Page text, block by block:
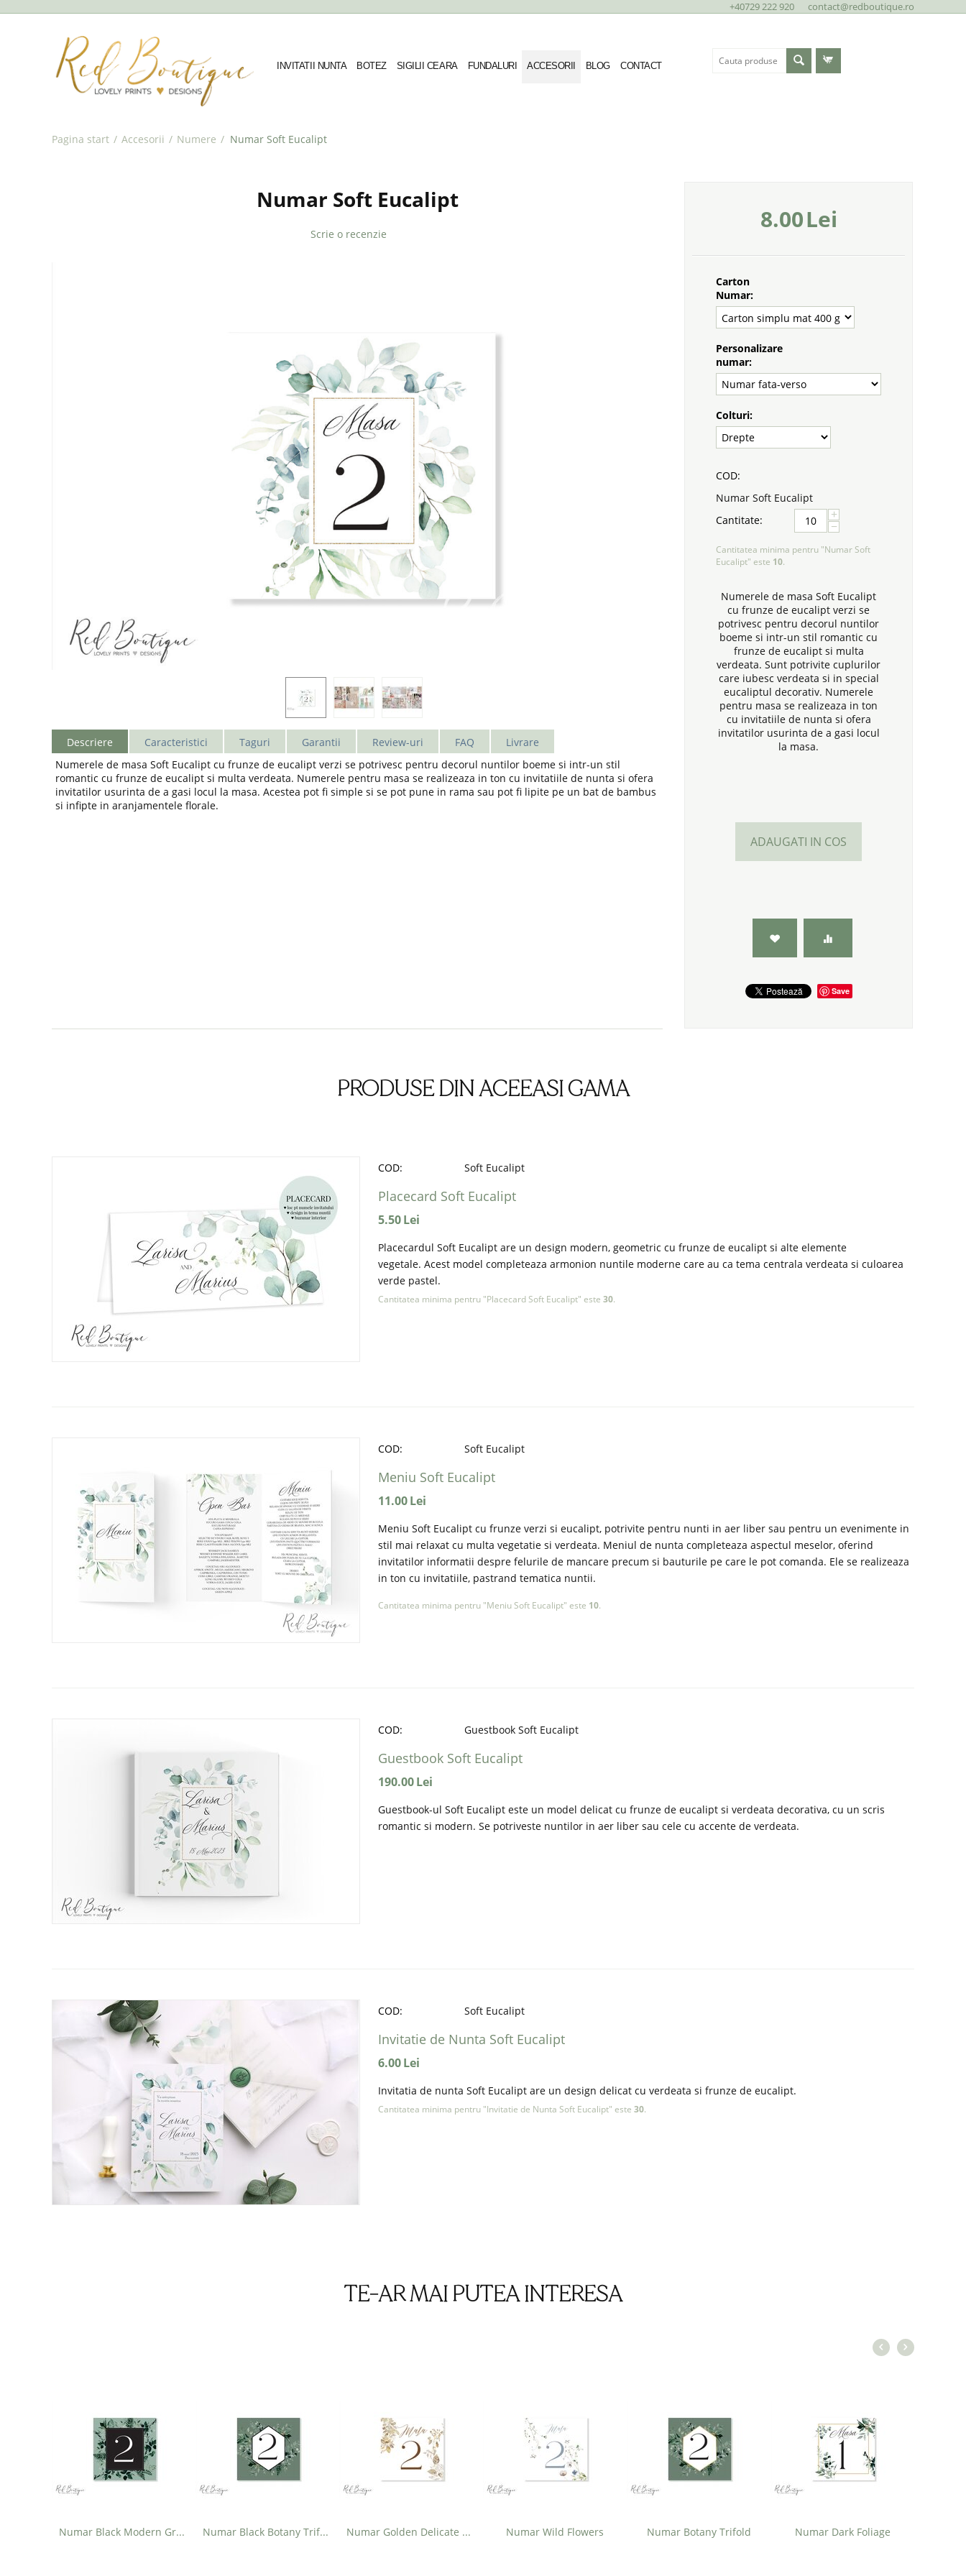
+40729 222 920 contact@redboutique.ro
INVITATII NUNTA BOTEZ SIGILII CEARA FUNDALURI ACCESORII BLOG CONTACT
Pagina start / Accesorii / Numere / Numar Soft Eucalipt
Numar Soft Eucalipt
Scrie o recenzie
8.00Lei
Carton
Numar:
Personalizare
numar:
Colturi:
COD:
Numar Soft Eucalipt
Cantitate:
+
−
Cantitatea minima pentru "Numar Soft
Eucalipt" este 10.
Numerele de masa Soft Eucalipt
cu frunze de eucalipt verzi se
potrivesc pentru decorul nuntilor
boeme si intr-un stil romantic cu
frunze de eucalipt si multa
verdeata. Sunt potrivite cuplurilor
care iubesc verdeata si in special
eucaliptul decorativ. Numerele
pentru masa se realizeaza in ton
cu invitatiile de nunta si ofera
invitatilor usurinta de a gasi locul
la masa.
ADAUGATI IN COS
Save
Descriere Caracteristici Taguri Garantii Review-uri FAQ
Livrare
Numerele de masa Soft Eucalipt cu frunze de eucalipt verzi se potrivesc pentru decorul nuntilor boeme si intr-un stil
romantic cu frunze de eucalipt si multa verdeata. Numerele pentru masa se realizeaza in ton cu invitatiile de nunta si ofera
invitatilor usurinta de a gasi locul la masa. Acestea pot fi simple si se pot pune in rama sau pot fi lipite pe un bat de bambus
si infipte in aranjamentele florale.
PRODUSE DIN ACEEASI GAMA
COD: Soft Eucalipt
Placecard Soft Eucalipt
5.50Lei
Placecardul Soft Eucalipt are un design modern, geometric cu frunze de eucalipt si alte elemente
vegetale. Acest model completeaza armonion nuntile moderne care au ca tema centrala verdeata si culoarea
verde pastel.
Cantitatea minima pentru "Placecard Soft Eucalipt" este 30.
COD: Soft Eucalipt
Meniu Soft Eucalipt
11.00Lei
Meniu Soft Eucalipt cu frunze verzi si eucalipt, potrivite pentru nunti in aer liber sau pentru un evenimente in
stil mai relaxat cu multa vegetatie si verdeata. Meniul de nunta completeaza aspectul meselor, oferind
invitatilor informatii despre felurile de mancare precum si bauturile pe care le pot comanda. Ele se realizeaza
in ton cu invitatiile, pastrand tematica nuntii.
Cantitatea minima pentru "Meniu Soft Eucalipt" este 10.
COD: Guestbook Soft Eucalipt
Guestbook Soft Eucalipt
190.00Lei
Guestbook-ul Soft Eucalipt este un model delicat cu frunze de eucalipt si verdeata decorativa, cu un scris
romantic si modern. Se potriveste nuntilor in aer liber sau cele cu accente de verdeata.
COD: Soft Eucalipt
Invitatie de Nunta Soft Eucalipt
6.00Lei
Invitatia de nunta Soft Eucalipt are un design delicat cu verdeata si frunze de eucalipt.
Cantitatea minima pentru "Invitatie de Nunta Soft Eucalipt" este 30.
TE-AR MAI PUTEA INTERESA
Numar Black Modern Greenery Numar Black Botany Trifold Numar Golden Delicate Vellum Numar Wild Flowers Numar Botany Trifold Numar Dark Foliage